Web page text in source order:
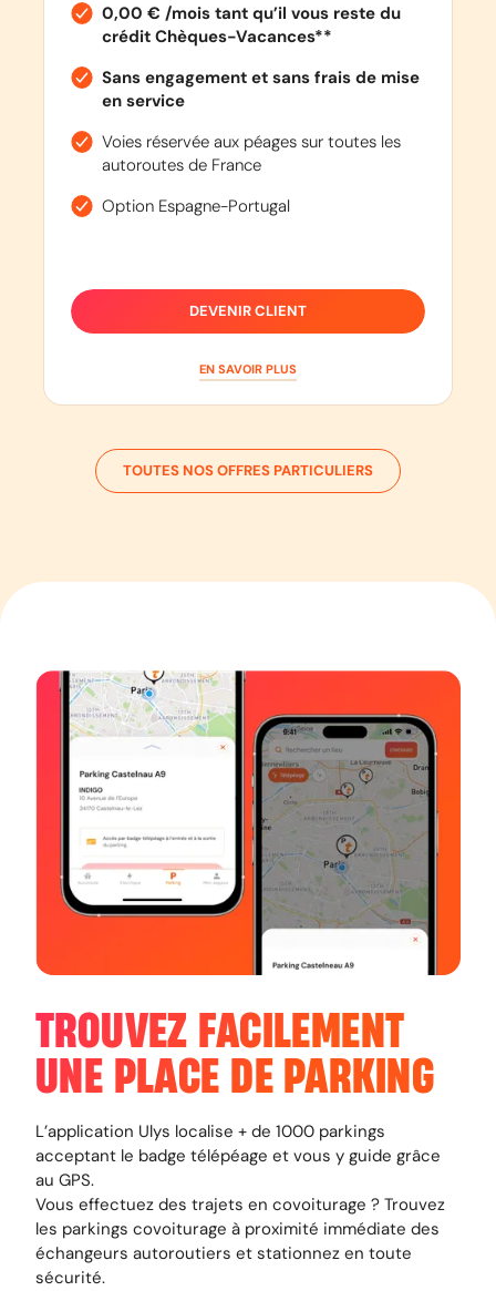
0,00 € /mois tant qu’il vous reste du
crédit Chèques-Vacances**
Sans engagement et sans frais de mise
en service
Voies réservée aux péages sur toutes les
autoroutes de France
Option Espagne-Portugal
DEVENIR CLIENT
EN SAVOIR PLUS
TOUTES NOS OFFRES PARTICULIERS
TROUVEZ FACILEMENT
UNE PLACE DE PARKING
L’application Ulys localise + de 1000 parkings
acceptant le badge télépéage et vous y guide grâce
au GPS.
Vous effectuez des trajets en covoiturage ? Trouvez
les parkings covoiturage à proximité immédiate des
échangeurs autoroutiers et stationnez en toute
sécurité.